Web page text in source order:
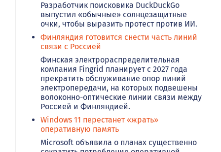
Разработчик поисковика DuckDuckGo
выпустил «обычные» солнцезащитные
очки, чтобы выразить протест против ИИ.
Финляндия готовится снести часть линий
связи с Россией
Финская электрораспределительная
компания Fingrid планирует с 2027 года
прекратить обслуживание опор линий
электропередачи, на которых подвешены
волоконно-оптические линии связи между
Россией и Финляндией.
Windows 11 перестанет «жрать»
оперативную память
Microsoft объявила о планах существенно